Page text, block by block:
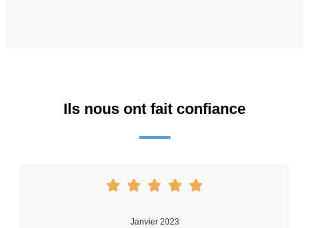
Ils nous ont fait confiance
Janvier 2023